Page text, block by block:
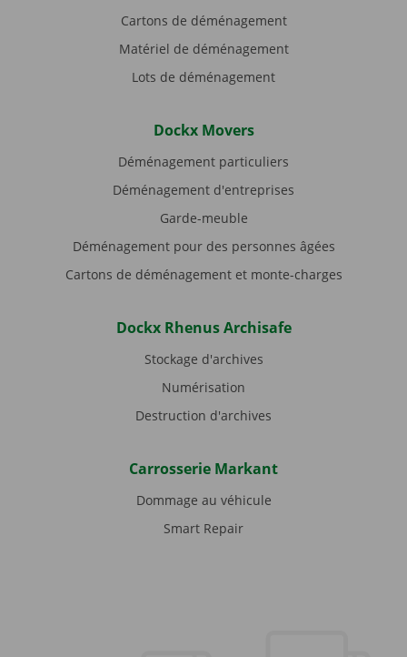
Cartons de déménagement
Matériel de déménagement
Lots de déménagement
Dockx Movers
Déménagement particuliers
Déménagement d'entreprises
Garde-meuble
Déménagement pour des personnes âgées
Cartons de déménagement et monte-charges
Dockx Rhenus Archisafe
Stockage d'archives
Numérisation
Destruction d'archives
Carrosserie Markant
Dommage au véhicule
Smart Repair